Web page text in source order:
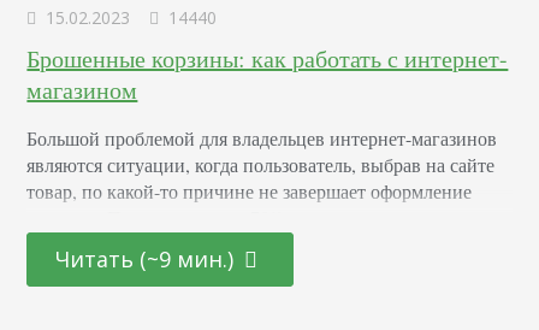
15.02.2023 14440
Брошенные корзины: как работать с интернет-
магазином
Большой проблемой для владельцев интернет-магазинов
являются ситуации, когда пользователь, выбрав на сайте
товар, по какой-то причине не завершает оформление
брошенными покупателями. Чтобы минимизировать
количество таких ситуаций, нужно провести тщательный
Читать (~9 мин.)